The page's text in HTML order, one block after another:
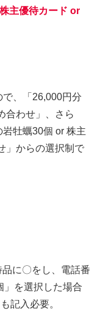
主優待カード or
、「26,000円分
合わせ」、さら
牡蠣30個 or 株主
」からの選択制で
に〇をし、電話番
」を選択した場合
記入必要。